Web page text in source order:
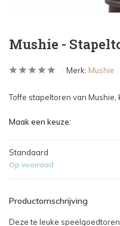
Mushie -
Merk: Mushie
Toffe stapeltoren van Mushie,
Maak een keuze:
Standaard
Op voorraad
Productomschrijving
Deze te leuke